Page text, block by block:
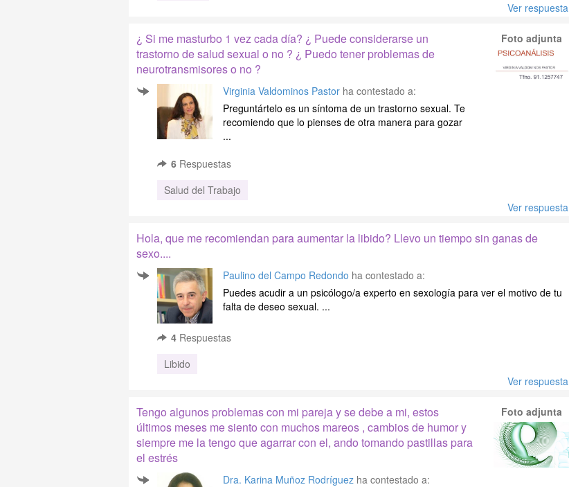
Ver respuesta
Foto adjunta
¿ Si me masturbo 1 vez cada día? ¿ Puede considerarse un
trastorno de salud sexual o no ? ¿ Puedo tener problemas de
neurotransmisores o no ?
Virginia Valdominos Pastor ha contestado a:
Preguntártelo es un síntoma de un trastorno sexual. Te
recomiendo que lo pienses de otra manera para gozar
...
6 Respuestas
Salud del Trabajo
Ver respuesta
Hola, que me recomiendan para aumentar la libido? Llevo un tiempo sin ganas de
sexo....
Paulino del Campo Redondo ha contestado a:
Puedes acudir a un psicólogo/a experto en sexología para ver el motivo de tu
falta de deseo sexual. ...
4 Respuestas
Libido
Ver respuesta
Foto adjunta
Tengo algunos problemas con mi pareja y se debe a mi, estos
últimos meses me siento con muchos mareos , cambios de humor y
siempre me la tengo que agarrar con el, ando tomando pastillas para
el estrés
Dra. Karina Muñoz Rodríguez ha contestado a: